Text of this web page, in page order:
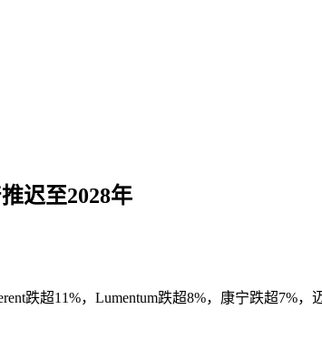
迟至2028年
跌超11%，Lumentum跌超8%，康宁跌超7%，